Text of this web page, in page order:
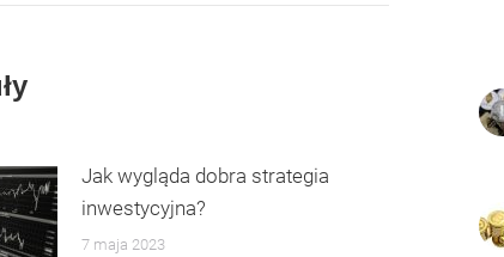
Jak wygląda dobra strategia
inwestycyjna?
7 maja 2023